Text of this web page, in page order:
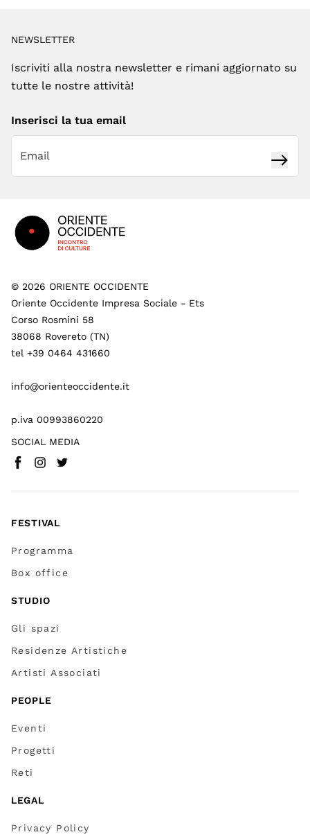
NEWSLETTER
Iscriviti alla nostra newsletter e rimani aggiornato su
tutte le nostre attività!
Inserisci la tua email
© 2026 ORIENTE OCCIDENTE
Oriente Occidente Impresa Sociale - Ets
Corso Rosmini 58
38068 Rovereto (TN)
tel +39 0464 431660
info@orienteoccidente.it
p.iva 00993860220
SOCIAL MEDIA
Facebook(
Instagram
Twitter
FESTIVAL
Programma
Box office
STUDIO
Gli spazi
Residenze Artistiche
Artisti Associati
PEOPLE
Eventi
Progetti
Reti
LEGAL
Privacy Policy